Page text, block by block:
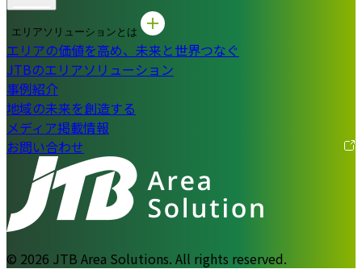
エリアソリューションとは
エリアの価値を高め、未来と世界つなぐ
JTBのエリアソリューション
事例紹介
地域の未来を創造する
メディア掲載情報
お問い合わせ
© 2026 JTB Area Solutions. All rights reserved.